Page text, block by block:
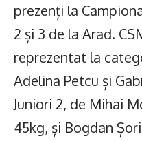
prezenți la
2 și 3 de la Arad.
reprezentat la
Adelina Petcu și
Juniori 2, de Mihai
45kg, și Bogdan